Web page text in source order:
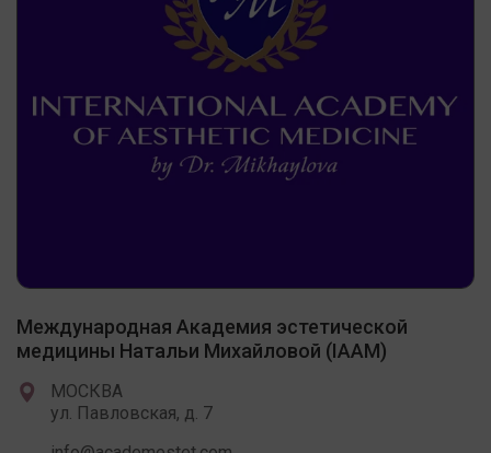
Международная Академия эстетической
медицины Натальи Михайловой (IAAM)
МОСКВА
ул. Павловская, д. 7